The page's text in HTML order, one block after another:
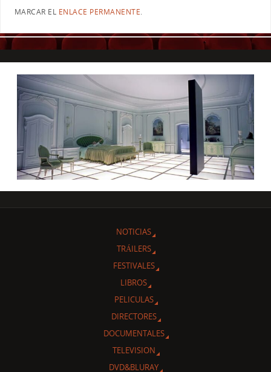
MARCAR EL ENLACE PERMANENTE.
NOTICIAS
TRÁILERS
FESTIVALES
LIBROS
PELICULAS
DIRECTORES
DOCUMENTALES
TELEVISION
DVD&BLURAY